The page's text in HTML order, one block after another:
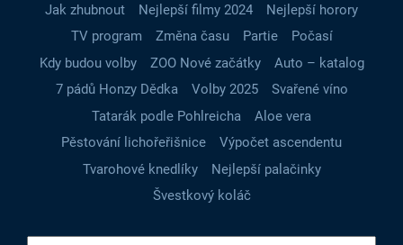
Jak zhubnout Nejlepší filmy 2024
Nejlepší horory
TV program
Změna času Partie
Počasí
Kdy budou volby
ZOO Nové začátky
Auto – katalog
7 pádů Honzy Dědka
Volby 2025
Svařené víno
Tatarák podle Pohlreicha
Aloe vera
Pěstování lichořeřišnice
Výpočet ascendentu
Tvarohové knedlíky
Nejlepší palačinky
Švestkový koláč